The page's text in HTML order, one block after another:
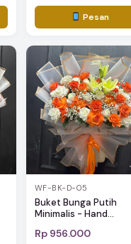
Pesan
WF-BK-D-05
Buket Bunga Putih
Minimalis - Hand...
Rp 956.000